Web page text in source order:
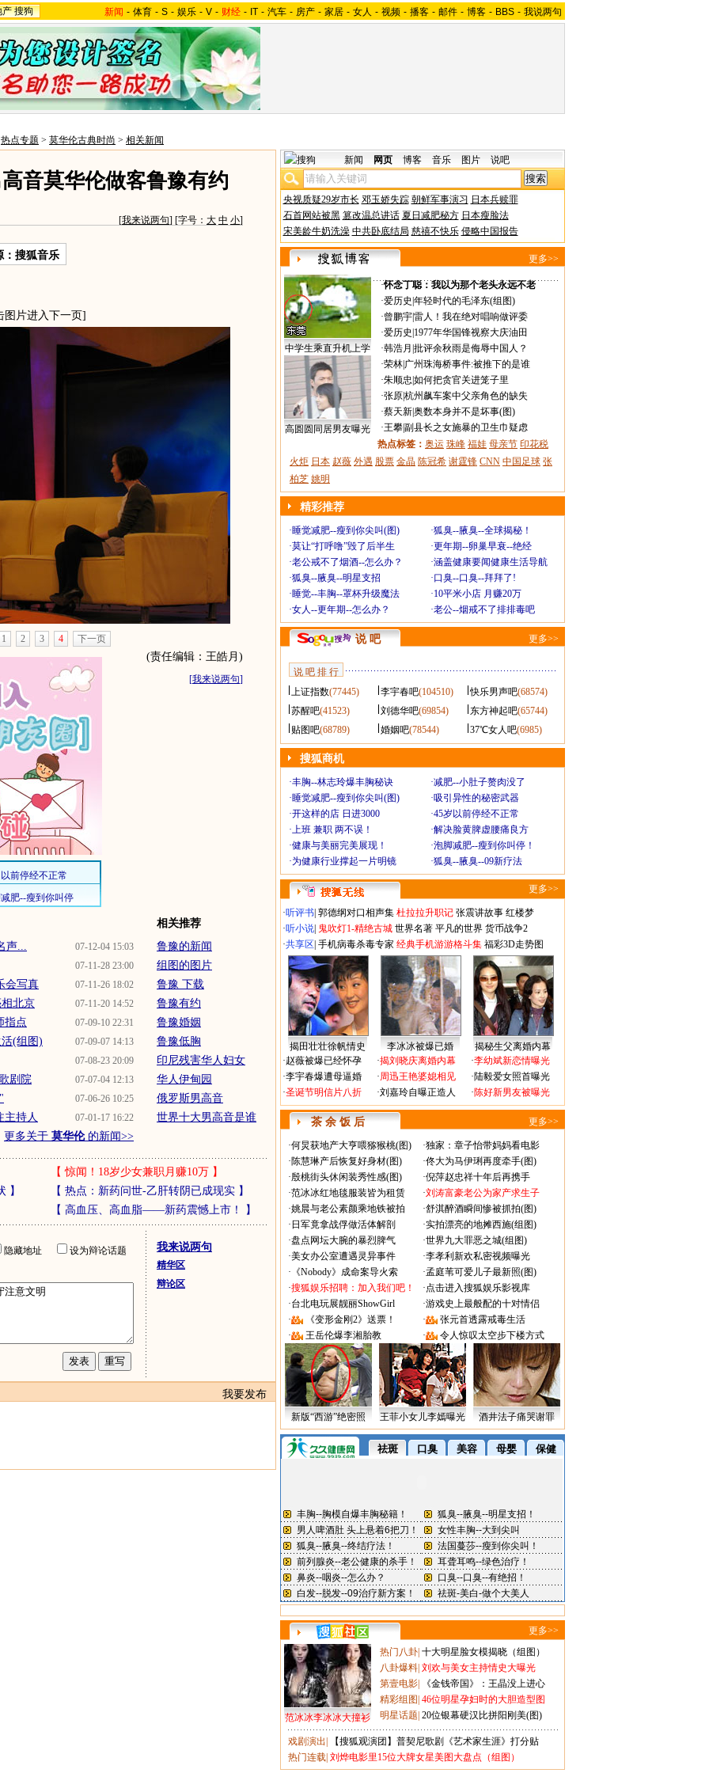
产 搜狗 新闻 - 体育 - S - 娱乐 - V - 财经 - IT - 汽车 - 房产 - 家居 - 女人 - 视频 - 播客 - 邮件 - 博客 - BBS - 我说两句
热点专题 > 莫华伦古典时尚 > 相关新闻
音莫华伦做客鲁豫有约
[我来说两句] [字号： 大 中 小]
：搜狐音乐
图片进入下一页]
1 2 3 4 下一页
(责任编辑：王皓月)
[我来说两句]
07-12-04 15:03
声...
07-11-28 23:00
07-11-26 18:02
会写真
07-11-20 14:52
北京
07-09-10 22:31
指点
07-09-07 14:13
(组图)
07-08-23 20:09
07-07-04 12:13
剧院
07-06-26 10:25
07-01-17 16:22
主持人
更多关于 莫华伦的新闻>>
相关推荐
鲁豫的新闻
组图的图片
鲁豫 下载
鲁豫有约
鲁豫婚姻
鲁豫低胸
印尼残害华人妇女
华人伊甸园
俄罗斯男高音
世界十大男高音是谁
【惊闻！18岁少女兼职月赚10万】
】 【 热点：新药问世-乙肝转阴已成现实】
【 高血压、高血脂——新药震憾上市！ 】
隐藏地址 设为辩论话题 我来说两句
精华区
辩论区
我要发布
新闻 网页 博客 音乐 图片 说吧
央视质疑29岁市长 邓玉娇失踪 朝鲜军事演习 日本兵赎罪
石首网站被黑 篡改温总讲话 夏日减肥秘方 日本瘦脸法
宋美龄牛奶洗澡 中共卧底结局 慈禧不快乐 侵略中国报告
更多>>
中学生乘直升机上学
高圆圆同居男友曝光
·怀念丁聪：我以为那个老头永远不老
·爱历史 年轻时代的毛泽东(组图)
·曾鹏宇|雷人！我在绝对唱响做评委
·爱历史 1977年华国锋视察大庆油田
·韩浩月 批评余秋雨是侮辱中国人？
·荣林| 广州珠海桥事件:被推下的是谁
·朱顺忠 如何把贪官关进笼子里
·张原|杭州飙车案中父亲角色的缺失
·蔡天新|奥数本身并不是坏事(图)
·王攀|副县长之女施暴的卫生巾疑虑
热点标签： 奥运 珠峰 福娃 母亲节 印花税
火炬 日本 赵薇 外遇 股票 金晶 陈冠希 谢霆锋 CNN 中国足球 张
柏芝 姚明
精彩推荐
·睡觉减肥--瘦到你尖叫(图) ·狐臭--腋臭--全球揭秘！
·莫让“打呼噜”毁了后半生 ·更年期--卵巢早衰--绝经
·老公戒不了烟酒--怎么办？ ·涵盖健康要闻健康生活导航
·狐臭--腋臭--明星支招 ·口臭--口臭--拜拜了!
·睡觉--丰胸--罩杯升级魔法 ·10平米小店 月赚20万
·女人--更年期--怎么办？ ·老公--烟戒不了排排毒吧
说 吧 更多>>
说 吧 排 行
上证指数(77445) 李宇春吧(104510) 快乐男声吧(68574)
苏醒吧(41523) 刘德华吧(69854) 东方神起吧(65744)
贴图吧(68789) 婚姻吧(78544) 37℃女人吧(6985)
搜狐商机
·丰胸--林志玲爆丰胸秘诀 ·减肥--小肚子赘肉没了
·睡觉减肥--瘦到你尖叫(图) ·吸引异性的秘密武器
·开这样的店 日进3000 ·45岁以前停经不正常
·上班 兼职 两不误！ ·解决脸黄脾虚腰痛良方
·健康与美丽完美展现！ ·泡脚减肥--瘦到你叫停！
·为健康行业撑起一片明镜 ·狐臭--腋臭--09新疗法
更多>>
·听评书 郭德纲对口相声集 杜拉拉升职记 张震讲故事 红楼梦
·听小说 鬼吹灯1-精绝古城 世界名著 平凡的世界 货币战争2
·共享区 手机病毒杀毒专家 经典手机游游格斗集 福彩3D走势图
揭田壮壮徐帆情史 李冰冰被爆已婚
揭秘生父离婚内幕
·赵薇被爆已经怀孕
·李宇春爆遭母逼婚
·圣诞节明信片八折
·揭刘晓庆离婚内幕
·周迅王艳婆媳相见
·刘嘉玲自曝正造人
·李幼斌新恋情曝光
·陆毅爱女照首曝光
·陈好新男友被曝光
茶 余 饭 后 更多>>
·何炅获地产大亨喂猕猴桃(图) ·独家：章子怡带妈妈看电影
·陈慧琳产后恢复好身材(图) ·佟大为马伊琍再度牵手(图)
·殷桃街头休闲装秀性感(图) ·倪萍赵忠祥十年后再携手
·范冰冰红地毯服装皆为租赁 ·刘涛富豪老公为家产求生子
·姚晨与老公素颜乘地铁被拍 ·舒淇醉酒瞬间惨被抓拍(图)
· 日军竟拿战俘做活体解剖 ·实拍漂亮的地摊西施(组图)
·盘点网坛大腕的暴烈脾气 ·世界九大罪恶之城(组图)
·美女办公室遭遇灵异事件 ·李孝利新欢私密视频曝光
· 《Nobody》成命案导火索 ·孟庭苇可爱儿子最新照(图)
·搜狐娱乐招聘：加入我们吧！ ·点击进入搜狐娱乐影视库
·台北电玩展靓丽ShowGirl ·游戏史上最般配的十对情侣
·
《变形金刚2》送票！ ·
张元首透露戒毒生活
·
王岳伦爆李湘胎教 · 令人惊叹太空步下楼方式
新版“西游”绝密照 王菲小女儿李嫣曝光 酒井法子痛哭谢罪
更多>>
范冰冰李冰冰大撞衫
热门八卦 十大明星脸女模揭晓（组图）
八卦爆料 刘欢与美女主持情史大曝光
第壹电影
《金钱帝国》：王晶没上进心
精彩组图 46位明星孕妇时的大胆造型图
明星话题 20位银幕硬汉比拼阳刚美(图)
戏剧演出
【搜狐观演团】普契尼歌剧《艺术家生涯》打分贴
热门连载 刘烨电影里15位大牌女星美图大盘点（组图）